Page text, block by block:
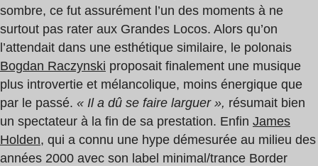
sombre, ce fut assurément l’un des moments à ne
surtout pas rater aux Grandes Locos. Alors qu’on
l’attendait dans une esthétique similaire, le polonais
Bogdan Raczynski proposait finalement une musique
plus introvertie et mélancolique, moins énergique que
par le passé. « Il a dû se faire larguer », résumait bien
un spectateur à la fin de sa prestation. Enfin James
Holden, qui a connu une hype démesurée au milieu des
années 2000 avec son label minimal/trance Border